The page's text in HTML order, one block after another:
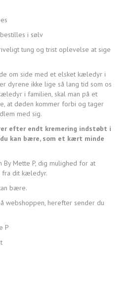
i sølv
tung og trist oplevelse at sige
om side med et elsket kæledyr i
dyrene ikke lige så lang tid som os
i familien, skal man på et
at døden kommer forbi og tager
med sig.
efter endt kremering indstøbt i
kan bære, som et kært minde
By Mette P, dig mulighed for at
fra dit kæledyr.
bære.
webshoppen, herefter sender du
P